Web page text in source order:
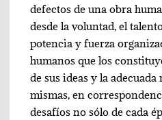
defectos de una obra
desde la voluntad, el
potencia y fuerza
humanos que los
de sus ideas y la
mismas, en
desafíos no sólo de cada